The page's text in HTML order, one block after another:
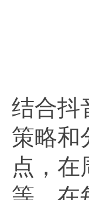
结合抖
策略和
点，在